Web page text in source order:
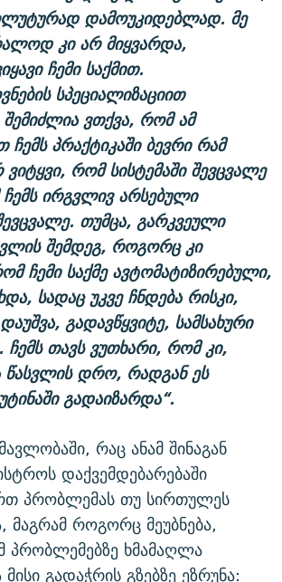
დამოუკიდებლად. მე
კი არ მიყვარდა,
ჩემი საქმით.
სპეციალიზაციით
ვთქვა, რომ ამ
პრაქტიკაში ბევრი რამ
რომ სისტემაში შევცვალე
ჩემს ირგვლივ არსებული
თუმცა, გარკვეული
შემდეგ, როგორც კი
ჩემი საქმე ავტომატიზირებული,
სადაც უკვე ჩნდება რისკი,
გადავწყვიტე, სამსახური
ჩემს თავს ვუთხარი, რომ კი,
წასვლის დრო, რადგან ეს
გადაიზარდა“.
რაც ანამ შინაგან
დაქვემდებარებაში
პრობლემას თუ სირთულეს
მაგრამ როგორც მეუბნება,
ხმამაღლა
გადაჭრის გზებზე ეზრუნა: